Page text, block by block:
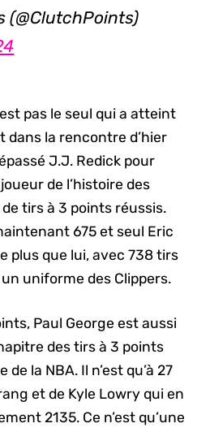
(@ClutchPoints)
pas le seul qui a atteint
la rencontre d’hier
J.J. Redick pour
de l’histoire des
tirs à 3 points réussis.
675 et seul Eric
plus que lui, avec 738 tirs
uniforme des Clippers.
Paul George est aussi
des tirs à 3 points
la NBA. Il n’est qu’à 27
et de Kyle Lowry qui en
2135. Ce n’est qu’une